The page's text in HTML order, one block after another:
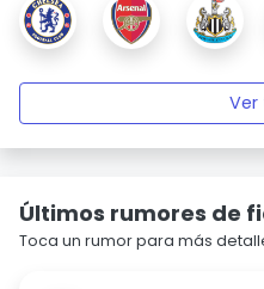
Últimos rumores de
Toca un rumor para más